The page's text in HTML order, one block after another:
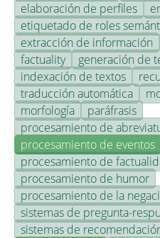
elaboración de perfiles
etiquetado de roles
extracción de información
factuality
generación de
indexación de textos
traducción automática
morfología
paráfrasis
procesamiento de
procesamiento de eventos
procesamiento de
procesamiento de humor
procesamiento de la
sistemas de pregunta-
sistemas de